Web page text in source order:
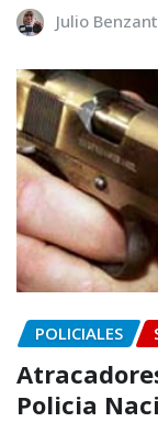
Julio Benzant
POLICIALES
Policia